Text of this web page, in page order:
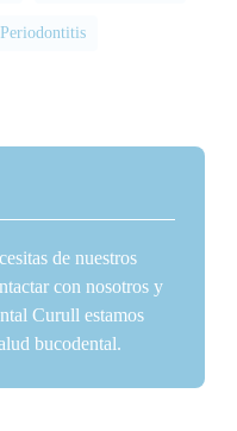
Periodontitis
de nuestros
con nosotros y
Curull estamos
bucodental.